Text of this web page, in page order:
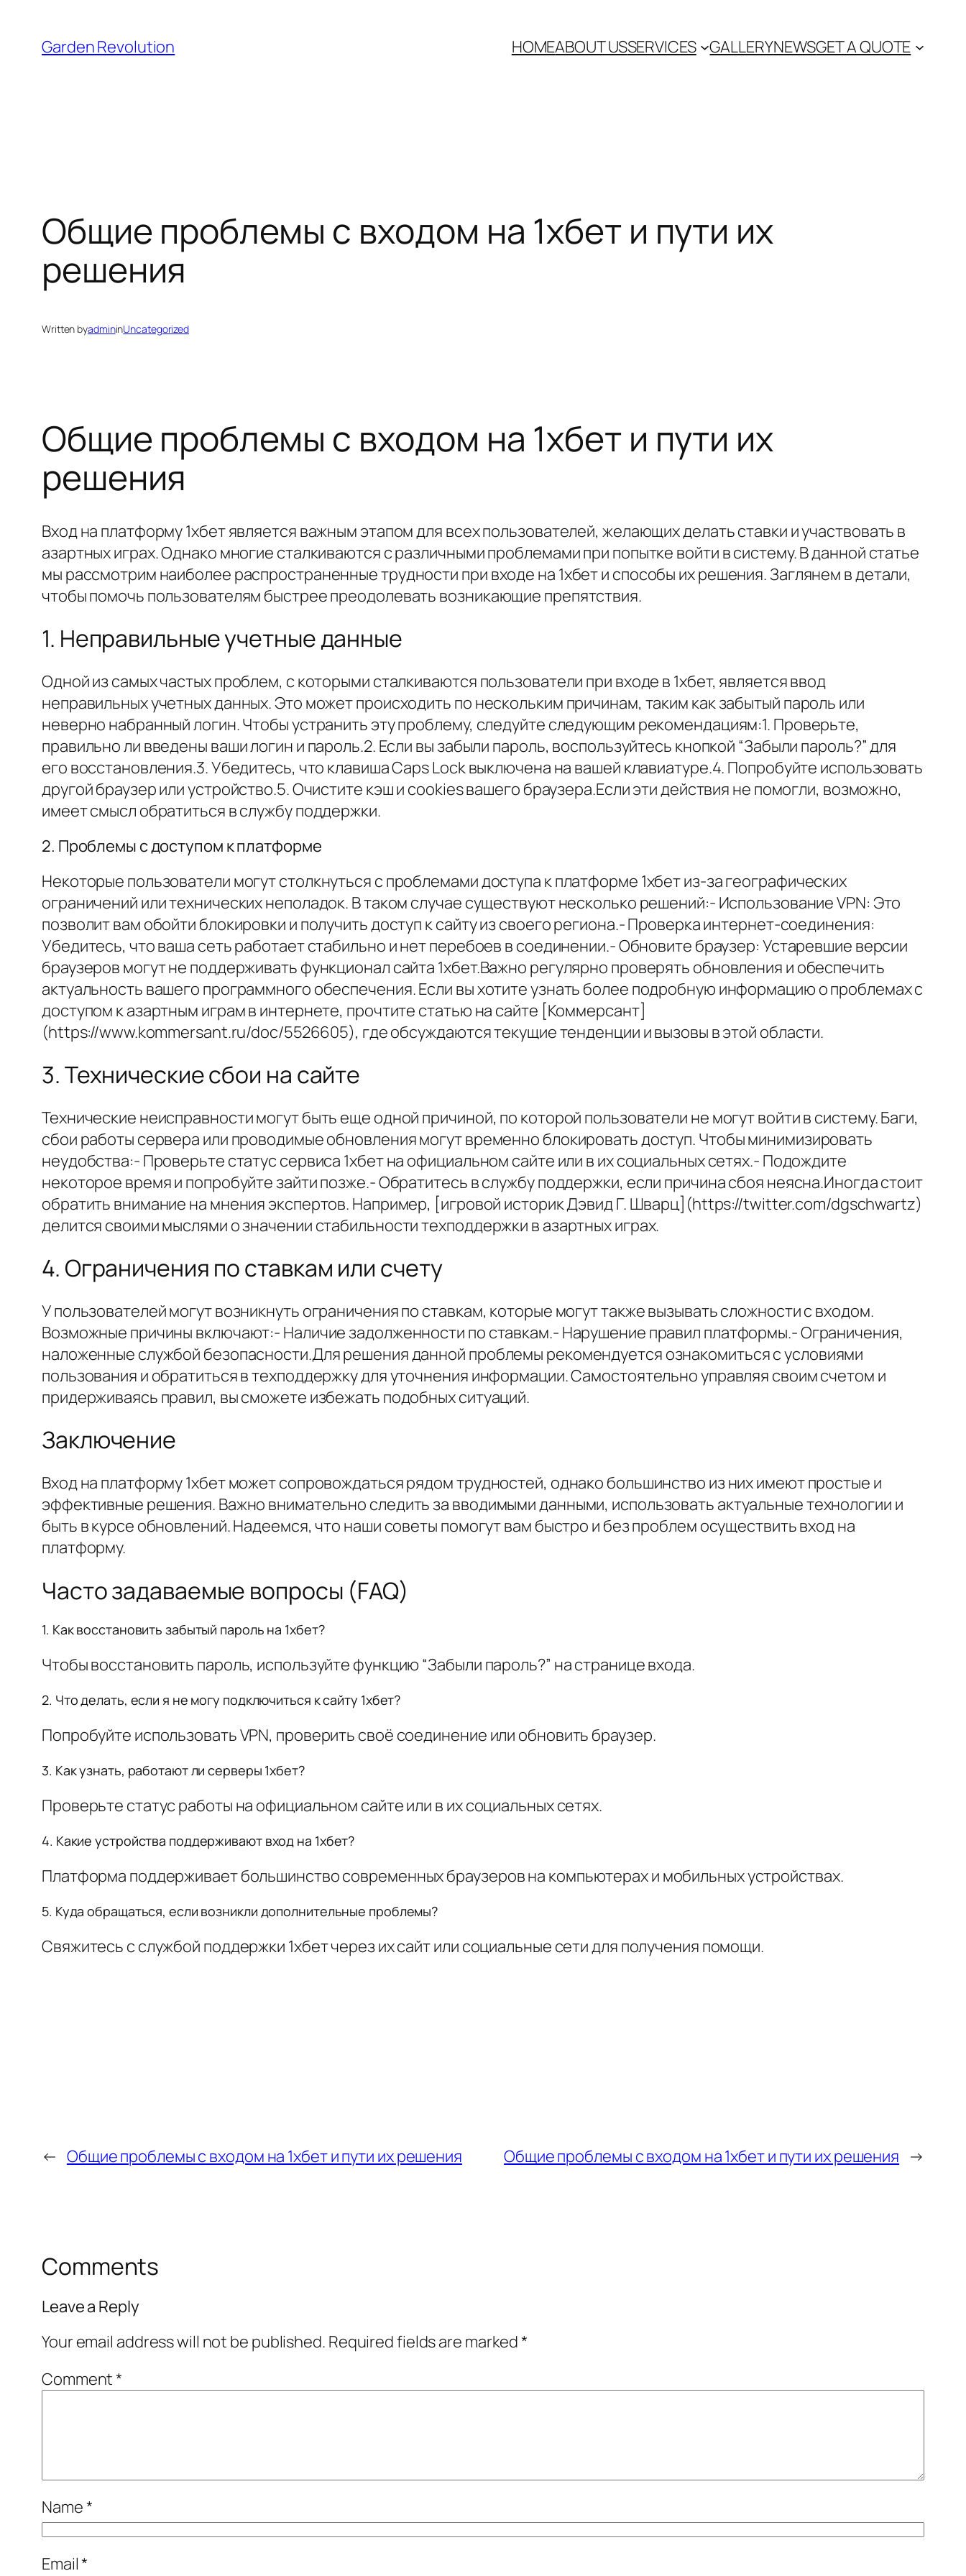
content
Garden Revolution HOMEABOUT USSERVICES GALLERYNEWSGET A QUOTE
Общие проблемы с входом на 1хбет и пути их
решения
Written byadmininUncategorized
Общие проблемы с входом на 1хбет и пути их
решения
Вход на платформу 1хбет является важным этапом для всех пользователей, желающих делать ставки и участвовать в
азартных играх. Однако многие сталкиваются с различными проблемами при попытке войти в систему. В данной статье
мы рассмотрим наиболее распространенные трудности при входе на 1хбет и способы их решения. Заглянем в детали,
чтобы помочь пользователям быстрее преодолевать возникающие препятствия.
1. Неправильные учетные данные
Одной из самых частых проблем, с которыми сталкиваются пользователи при входе в 1хбет, является ввод
неправильных учетных данных. Это может происходить по нескольким причинам, таким как забытый пароль или
неверно набранный логин. Чтобы устранить эту проблему, следуйте следующим рекомендациям:1. Проверьте,
правильно ли введены ваши логин и пароль.2. Если вы забыли пароль, воспользуйтесь кнопкой “Забыли пароль?” для
его восстановления.3. Убедитесь, что клавиша Caps Lock выключена на вашей клавиатуре.4. Попробуйте использовать
другой браузер или устройство.5. Очистите кэш и cookies вашего браузера.Если эти действия не помогли, возможно,
имеет смысл обратиться в службу поддержки.
2. Проблемы с доступом к платформе
Некоторые пользователи могут столкнуться с проблемами доступа к платформе 1хбет из-за географических
ограничений или технических неполадок. В таком случае существуют несколько решений:- Использование VPN: Это
позволит вам обойти блокировки и получить доступ к сайту из своего региона.- Проверка интернет-соединения:
Убедитесь, что ваша сеть работает стабильно и нет перебоев в соединении.- Обновите браузер: Устаревшие версии
браузеров могут не поддерживать функционал сайта 1хбет.Важно регулярно проверять обновления и обеспечить
актуальность вашего программного обеспечения. Если вы хотите узнать более подробную информацию о проблемах с
доступом к азартным играм в интернете, прочтите статью на сайте [Коммерсант]
(https://www.kommersant.ru/doc/5526605), где обсуждаются текущие тенденции и вызовы в этой области.
3. Технические сбои на сайте
Технические неисправности могут быть еще одной причиной, по которой пользователи не могут войти в систему. Баги,
сбои работы сервера или проводимые обновления могут временно блокировать доступ. Чтобы минимизировать
неудобства:- Проверьте статус сервиса 1хбет на официальном сайте или в их социальных сетях.- Подождите
некоторое время и попробуйте зайти позже.- Обратитесь в службу поддержки, если причина сбоя неясна.Иногда стоит
обратить внимание на мнения экспертов. Например, [игровой историк Дэвид Г. Шварц](https://twitter.com/dgschwartz)
делится своими мыслями о значении стабильности техподдержки в азартных играх.
4. Ограничения по ставкам или счету
У пользователей могут возникнуть ограничения по ставкам, которые могут также вызывать сложности с входом.
Возможные причины включают:- Наличие задолженности по ставкам.- Нарушение правил платформы.- Ограничения,
наложенные службой безопасности.Для решения данной проблемы рекомендуется ознакомиться с условиями
пользования и обратиться в техподдержку для уточнения информации. Самостоятельно управляя своим счетом и
придерживаясь правил, вы сможете избежать подобных ситуаций.
Заключение
Вход на платформу 1хбет может сопровождаться рядом трудностей, однако большинство из них имеют простые и
эффективные решения. Важно внимательно следить за вводимыми данными, использовать актуальные технологии и
быть в курсе обновлений. Надеемся, что наши советы помогут вам быстро и без проблем осуществить вход на
платформу.
Часто задаваемые вопросы (FAQ)
1. Как восстановить забытый пароль на 1хбет?
Чтобы восстановить пароль, используйте функцию “Забыли пароль?” на странице входа.
2. Что делать, если я не могу подключиться к сайту 1хбет?
Попробуйте использовать VPN, проверить своё соединение или обновить браузер.
3. Как узнать, работают ли серверы 1хбет?
Проверьте статус работы на официальном сайте или в их социальных сетях.
4. Какие устройства поддерживают вход на 1хбет?
Платформа поддерживает большинство современных браузеров на компьютерах и мобильных устройствах.
5. Куда обращаться, если возникли дополнительные проблемы?
Свяжитесь с службой поддержки 1хбет через их сайт или социальные сети для получения помощи.
← Общие проблемы с входом на 1хбет и пути их решения Общие проблемы с входом на 1хбет и пути их решения →
Comments
Leave a Reply
Your email address will not be published. Required fields are marked*
Comment*
Name*
Email*